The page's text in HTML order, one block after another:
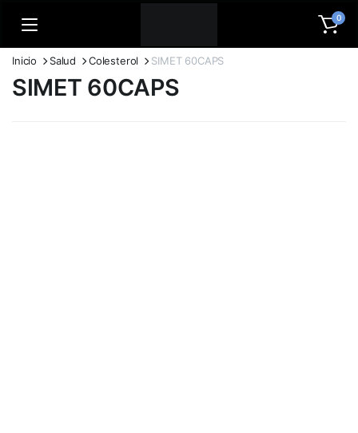
0
Inicio Salud Colesterol SIMET 60CAPS
SIMET 60CAPS